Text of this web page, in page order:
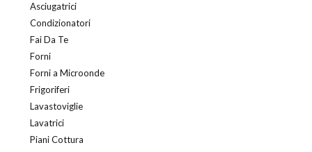
Asciugatrici
Condizionatori
Fai Da Te
Forni
Forni a Microonde
Frigoriferi
Lavastoviglie
Lavatrici
Piani Cottura